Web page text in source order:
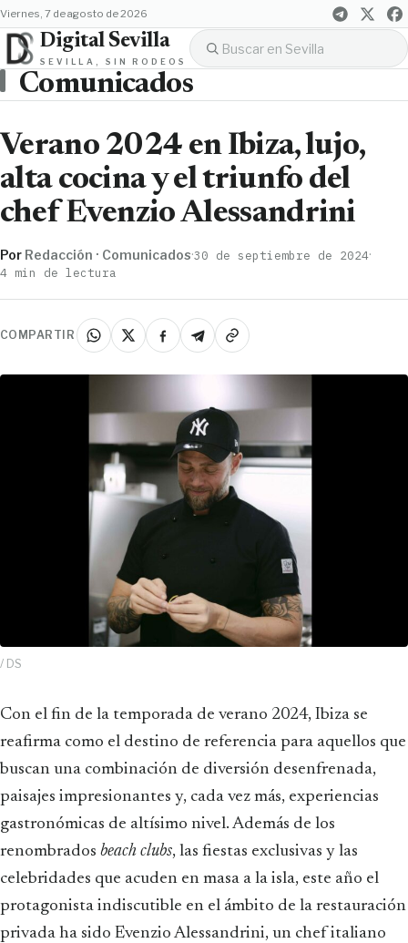
viernes, 7 de agosto de 2026
Digital Sevilla
SEVILLA, SIN RODEOS
Comunicados
Verano 2024 en Ibiza, lujo,
alta cocina y el triunfo del
chef Evenzio Alessandrini
Por Redacción · Comunicados·30 de septiembre de 2024·
4 min de lectura
COMPARTIR
/ DS
Con el fin de la temporada de verano 2024, Ibiza se
reafirma como el destino de referencia para aquellos que
buscan una combinación de diversión desenfrenada,
paisajes impresionantes y, cada vez más, experiencias
gastronómicas de altísimo nivel. Además de los
renombrados beach clubs, las fiestas exclusivas y las
celebridades que acuden en masa a la isla, este año el
protagonista indiscutible en el ámbito de la restauración
privada ha sido Evenzio Alessandrini, un chef italiano